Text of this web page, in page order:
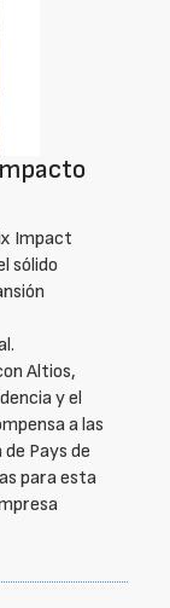
Impact
sólido
Altios,
y el
a las
Pays de
para esta